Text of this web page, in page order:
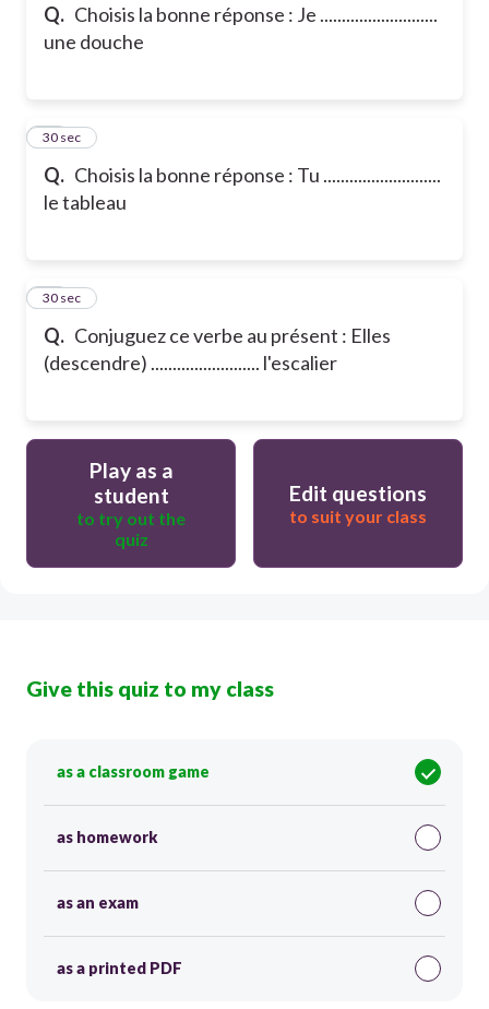
Q. Choisis la bonne réponse : Je ...........................
une douche
Q. Choisis la bonne réponse : Tu ...........................
le tableau
17
30 sec
Q. Conjuguez ce verbe au présent : Elles
(descendre) ......................... l'escalier
18
30 sec
Play as a
student
to try out the
quiz
Edit questions
to suit your class
Give this quiz to my class
as a classroom game
as homework
as an exam
as a printed PDF